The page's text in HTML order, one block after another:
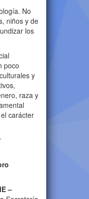
No
niños y de
los
poco
y
raza y
carácter
–